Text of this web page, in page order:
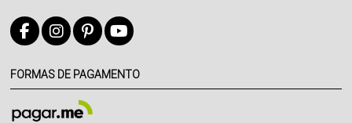
FORMAS DE PAGAMENTO